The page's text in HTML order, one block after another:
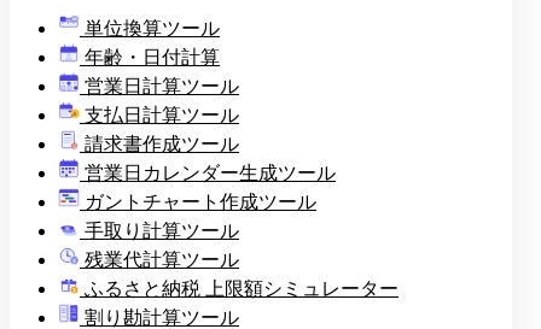
単位換算ツール
年齢・日付計算
営業日計算ツール
¥ 支払日計算ツール
印
請求書作成ツール
営業日カレンダー生成ツール
ガントチャート作成ツール
手取り計算ツール
残業代計算ツール
ふるさと納税 上限額シミュレーター
割り勘計算ツール